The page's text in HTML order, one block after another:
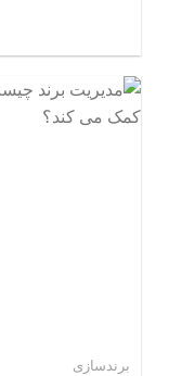
برندسازی